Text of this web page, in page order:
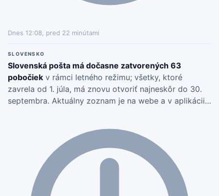
Dnes 12:08, pred 22 minútami
SLOVENSKO
Slovenská pošta má dočasne zatvorených 63
pobočiek v rámci letného režimu; všetky, ktoré
zavrela od 1. júla, má znovu otvoriť najneskôr do 30.
septembra. Aktuálny zoznam je na webe a v aplikácii